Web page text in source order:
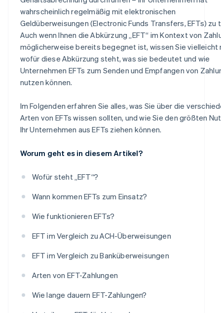
wahrscheinlich regelmäßig mit elektronischen
Geldüberweisungen (Electronic Funds Transfers, EFTs) zu
Auch wenn Ihnen die Abkürzung „EFT“ im Kontext von
möglicherweise bereits begegnet ist, wissen Sie vielleicht
wofür diese Abkürzung steht, was sie bedeutet und wie
Unternehmen EFTs zum Senden und Empfangen von
nutzen können.
Im Folgenden erfahren Sie alles, was Sie über die
Arten von EFTs wissen sollten, und wie Sie den größten
Ihr Unternehmen aus EFTs ziehen können.
Worum geht es in diesem Artikel?
Wofür steht „EFT“?
Wann kommen EFTs zum Einsatz?
Wie funktionieren EFTs?
EFT im Vergleich zu ACH-Überweisungen
EFT im Vergleich zu Banküberweisungen
Arten von EFT-Zahlungen
Wie lange dauern EFT-Zahlungen?